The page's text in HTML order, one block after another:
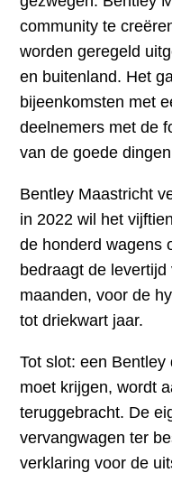
community te
worden geregeld
en buitenland. Het
bijeenkomsten met
deelnemers met de
van de goede
Bentley Maastricht
in 2022 wil het
de honderd wagens
bedraagt de
maanden, voor de
tot driekwart jaar.
Tot slot: een
moet krijgen, wordt
teruggebracht. De
vervangwagen ter
verklaring voor de